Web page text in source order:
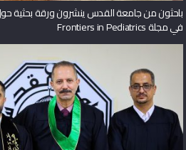
باحثون من جامعة القدس ينشرون ورقة بحثية حول
في مجلة Frontiers in Pediatrics